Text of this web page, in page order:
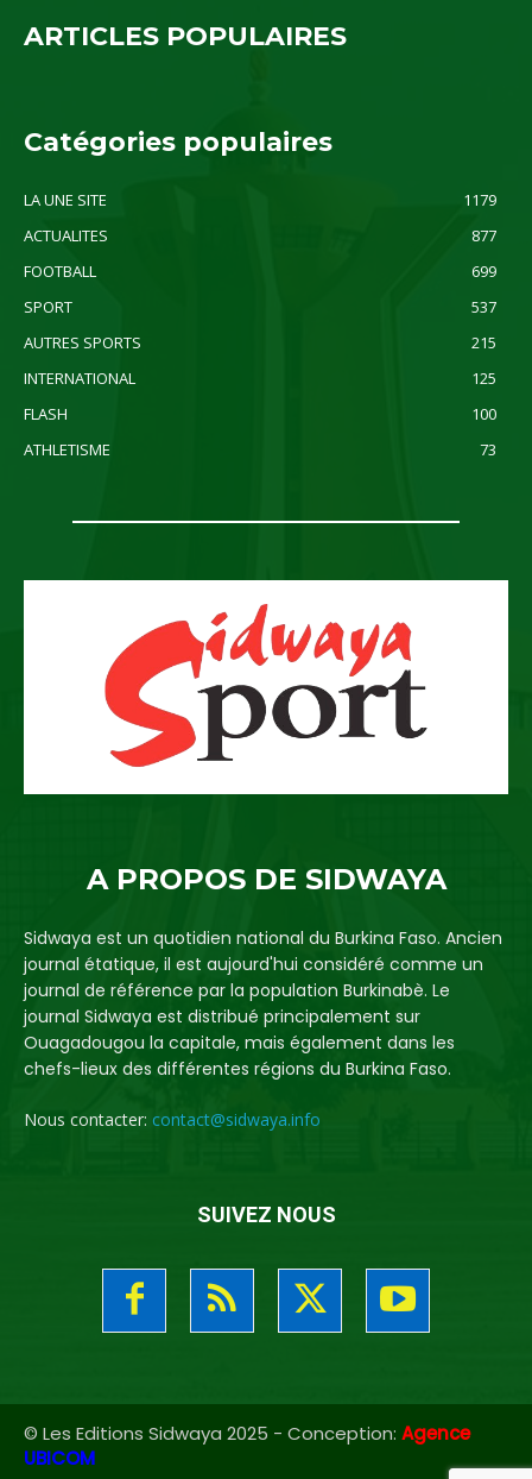
ARTICLES POPULAIRES
Catégories populaires
LA UNE SITE
1179
ACTUALITES
877
FOOTBALL
699
SPORT
537
AUTRES SPORTS
215
INTERNATIONAL
125
FLASH
100
ATHLETISME
73
A PROPOS DE SIDWAYA
Sidwaya est un quotidien national du Burkina Faso. Ancien
journal étatique, il est aujourd'hui considéré comme un
journal de référence par la population Burkinabè. Le
journal Sidwaya est distribué principalement sur
Ouagadougou la capitale, mais également dans les
chefs-lieux des différentes régions du Burkina Faso.
Nous contacter: contact@sidwaya.info
SUIVEZ NOUS
© Les Editions Sidwaya 2025 - Conception: Agence
UBICOM